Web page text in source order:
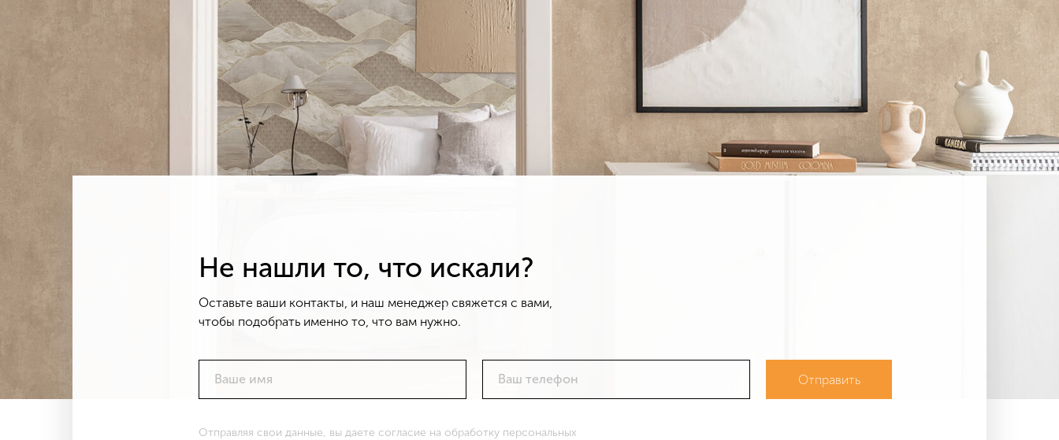
Ваше имя Ваш телефон Отправить
Не нашли то, что искали?
Оставьте ваши контакты, и наш менеджер свяжется с вами,
чтобы подобрать именно то, что вам нужно.
Отправляя свои данные, вы даете согласие на обработку персональных